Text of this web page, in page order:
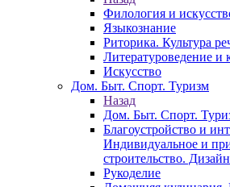
Филология и
Языкознание
Риторика. Культура
Литературоведение и
Искусство
Дом. Быт. Спорт. Туризм
Назад
Дом. Быт. Спорт.
Благоустройство и
Индивидуальное и
строительство. Дизайн
Рукоделие